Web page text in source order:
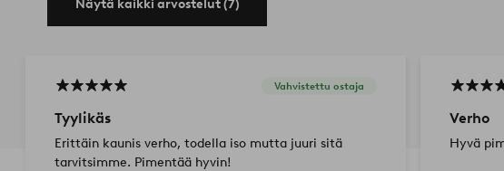
Näytä kaikki arvostelut (7)
Vahvistettu ostaja
Tyylikäs
Erittäin kaunis verho, todella iso mutta juuri sitä
tarvitsimme. Pimentää hyvin!
Verho
Hyvä